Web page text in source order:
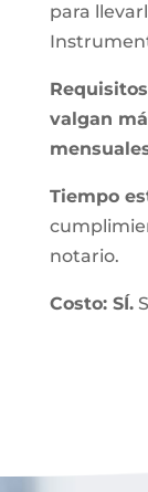
para
valgan
Tiempo
notario.
Costo: SÍ.